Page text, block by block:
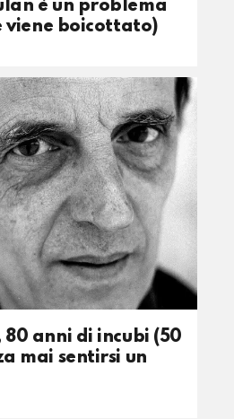
è un problema
viene boicottato)
anni di incubi (50
mai sentirsi un